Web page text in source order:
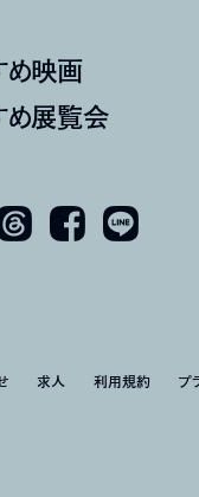
映画
展覧会
Facebook LINE
求人 利用規約 プ